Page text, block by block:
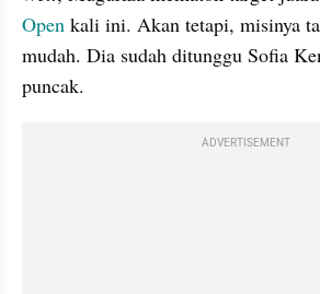
Open kali ini. Akan tetapi, misinya
mudah. Dia sudah ditunggu Sofia
puncak.
ADVERTISEMENT